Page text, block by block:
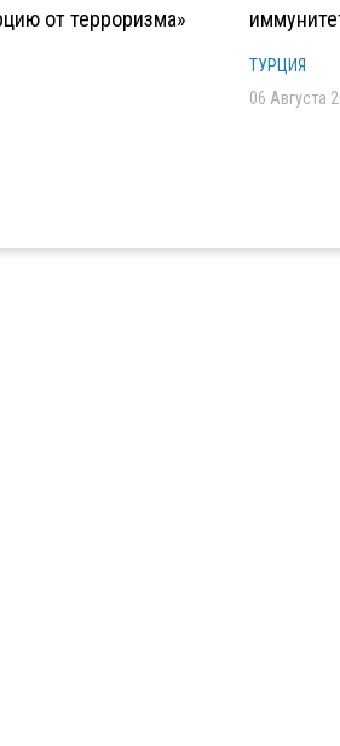
от терроризма»
ТУРЦИЯ
06 Августа